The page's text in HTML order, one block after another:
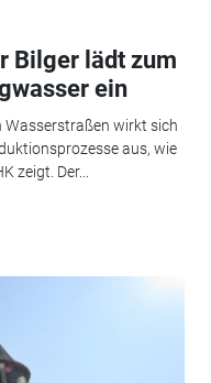
Bilger lädt zum
ein
Wasserstraßen wirkt sich
aus, wie
zeigt. Der...